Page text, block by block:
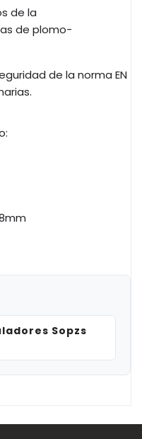
de la
de plomo-
de la norma EN
Sopzs